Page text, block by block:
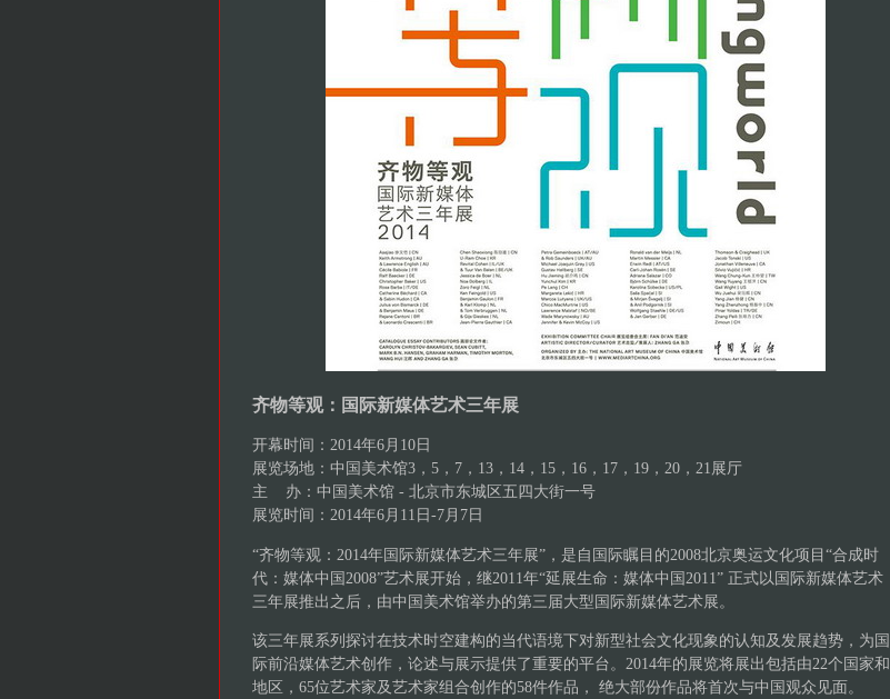
齐物等观：国际新媒体艺术三年展
开幕时间：2014年6月10日
展览场地：中国美术馆3，5，7，13，14，15，16，17，19，20，21展厅
主 办：中国美术馆 - 北京市东城区五四大街一号
展览时间：2014年6月11日-7月7日
“齐物等观：2014年国际新媒体艺术三年展”，是自国际瞩目的2008北京奥运文化项目“合成时
代：媒体中国2008”艺术展开始，继2011年“延展生命：媒体中国2011” 正式以国际新媒体艺术
三年展推出之后，由中国美术馆举办的第三届大型国际新媒体艺术展。
该三年展系列探讨在技术时空建构的当代语境下对新型社会文化现象的认知及发展趋势，为国
际前沿媒体艺术创作，论述与展示提供了重要的平台。2014年的展览将展出包括由22个国家和
地区，65位艺术家及艺术家组合创作的58件作品， 绝大部份作品将首次与中国观众见面。